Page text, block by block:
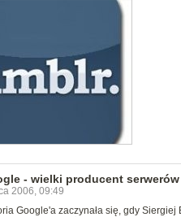
- wielki producent serwerów
2006, 09:49
Google'a zaczynała się, gdy